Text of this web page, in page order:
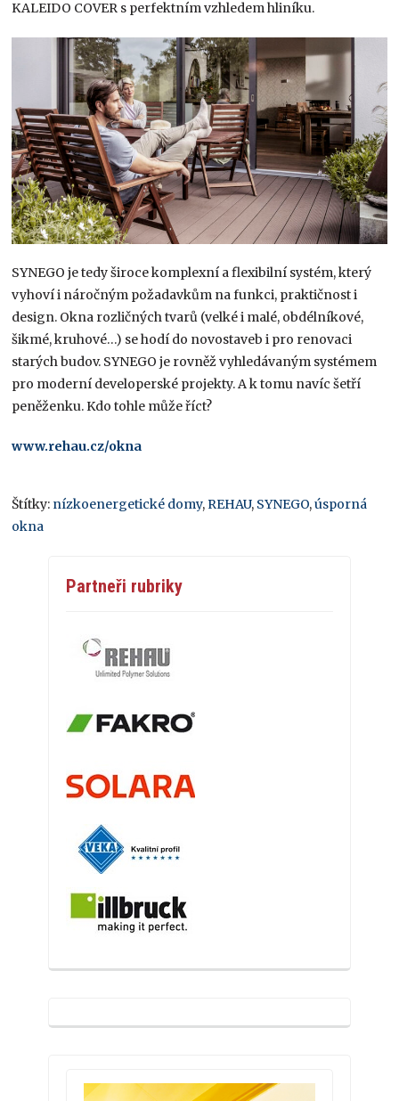
KALEIDO COVER s perfektním vzhledem hliníku.
SYNEGO je tedy široce komplexní a flexibilní systém, který
vyhoví i náročným požadavkům na funkci, praktičnost i
design. Okna rozličných tvarů (velké i malé, obdélníkové,
šikmé, kruhové…) se hodí do novostaveb i pro renovaci
starých budov. SYNEGO je rovněž vyhledávaným systémem
pro moderní developerské projekty. A k tomu navíc šetří
peněženku. Kdo tohle může říct?
www.rehau.cz/okna
Štítky: nízkoenergetické domy,REHAU, SYNEGO,úsporná
okna
Partneři rubriky